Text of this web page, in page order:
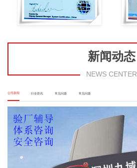
新闻动态
NEWS CENTER
公司新闻 行业资讯 常见问题 常见问题